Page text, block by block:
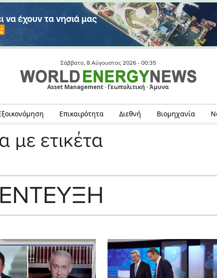
Σάββατο, 8 Αύγουστος 2026 - 00:35
Asset Management · Γεωπολιτική · Άμυνα
Επικαιρότητα Διεθνή Βιομηχανία
με ετικέτα